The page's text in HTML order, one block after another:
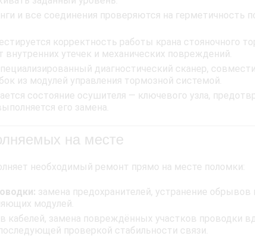
и все соединения проверяются на герметичность
корректность работы крана стояночного
утечек и механических повреждений.
диагностический сканер,
из модулей управления тормозной системой.
состояние осушителя — ключевого узла,
его замена.
на месте
необходимый ремонт прямо на месте поломки:
замена предохранителей, устранение обрывов
модулей.
кабелей, замена повреждённых участков проводки
проверкой стабильности связи.